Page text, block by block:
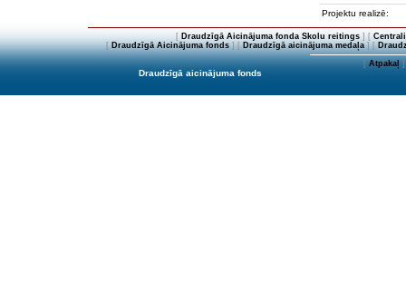
Projektu realizē:
[ Draudzīgā Aicinājuma fonda Skolu reitings] [
[Draudzīgā Aicinājuma fonds] [Draudzīgā aicinājuma medaļa] [
[Atpakaļ]
Draudzīgā aicinājuma fonds